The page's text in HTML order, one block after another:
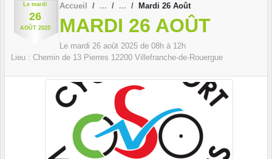
Le mardi
26
AOÛT 2025
Accueil Mardi 26 Août
MARDI 26 AOÛT
Le mardi 26 août 2025 de 08h à 12h
Lieu : Chemin de 13 Pierres 12200 Villefranche-de-Rouergue